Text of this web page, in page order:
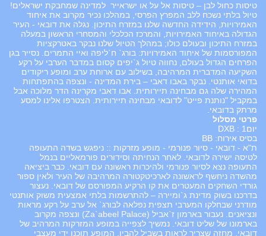
טיסות כחול לבן – טיסות אל על או ישראייר למדינה שמחבקת ישראלים!
טיול בלתי נשכח ללב המפרץ הפרסי, במהלכו נכיר מקרוב את איחוד
האמירויות, הידידה החדשה שלנו במזרח התיכון. נגלה את דובאי - העיר
הגדולה באיחוד האמירויות, והמרכז הכלכלי והמסחרי הראשון במעלה
במזרח התיכון ובעולם כולו; במהלך הטיול שלנו נבקר באטרקציות
המפורסמות של איחוד האמירויות: בורג` ח`ליפה ואיי התמרים. נסייר בגן
הפרחים הגדול בעולם, נחווה טיול ג`יפים קסום במדבר הערבי על רקע
השקיעה המדברית המרהיבה, בשילוב עם ארוחת ערב ומופע ריקודים
בדואי אותנטי. נבקר באבו דאבי – בירת המדינה - ונצפה בהתפתחות
המהירה שלה גם מבחינה תיירותית. אבו דאבי מקרינה הדר מלוכה אבל
במקביל "נותנת פייט" לדובאי מבחינה תיירותית. הצטרפו אלינו למסע
מרתק בדובאי.
פרטי מסלול
יום1 : DXB
בסיס אירוח: BB
ת"א - דובאי - סיור פנורמי - מופע מזרקות :: ניפגש בשדה התעופה
לטיסה ישירה לדובאי. לאחר הנחיתה וסידורים פורמאליים בנמל
התעופה נצא לסיור פנורמי ולהיכרות ראשונה עם דובאי. כבר ביציאה
מהשדה ניחשף לראשונה לארכיטקטורה המרהיבה של העיר ולאין ספור
גורדי השחקים המעטרים את קו הרקיע המפורסם של דובאי. נעצור
בדרכנו בשוק מדינת ג`ומיירה – להתרשמות בלתי אמצעית משוק אותנטי
מודרני שבחלקו המערבי תצפית נפלאה לבורג` אל ערב על רקע מראות
ונציאנים. נעבור בארמון ז`אביל (Za`abeel Palace) ונצפה מקרוב
בארמונו של שליט דובאי. נמשיך לצפייה במופע המזרקות המרהיב של
דובאי, מחזה שצריך לראות בשביל להבין. המופע תוכנן ידי מעצבי